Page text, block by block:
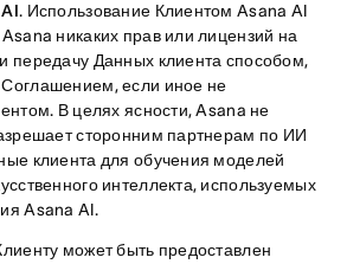
. Использование Клиентом Asana AI
никаких прав или лицензий на
передачу Данных клиента способом,
если иное не
В целях ясности, Asana не
сторонним партнерам по ИИ
клиента для обучения моделей
интеллекта, используемых
Asana AI.
может быть предоставлен